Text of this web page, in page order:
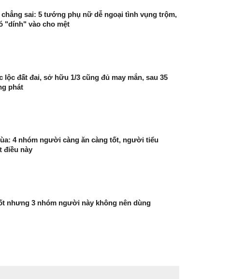
sai: 5 tướng phụ nữ dễ ngoại tình vụng trộm,
"dính" vào cho mệt
lộc đất đai, sở hữu 1/3 cũng đủ may mắn, sau 35
phát
4 nhóm người càng ăn càng tốt, người tiểu
điều này
nhưng 3 nhóm người này không nên dùng